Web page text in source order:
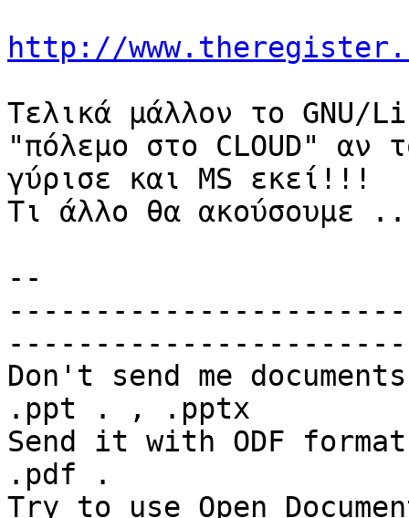
http://
Τελικά μάλλον το GNU/
"πόλεμο στο CLOUD" αν
γύρισε και MS εκεί!!!
Τι άλλο θα
--
Don't send me
.ppt . , .pptx
Send it with ODF
.pdf .